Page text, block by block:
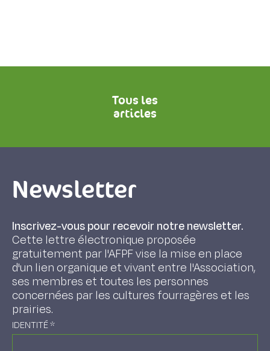
Tous les
articles
Newsletter
Inscrivez-vous pour recevoir notre newsletter.
Cette lettre électronique proposée
gratuitement par l'AFPF vise la mise en place
d'un lien organique et vivant entre l'Association,
ses membres et toutes les personnes
concernées par les cultures fourragères et les
prairies.
IDENTITÉ*